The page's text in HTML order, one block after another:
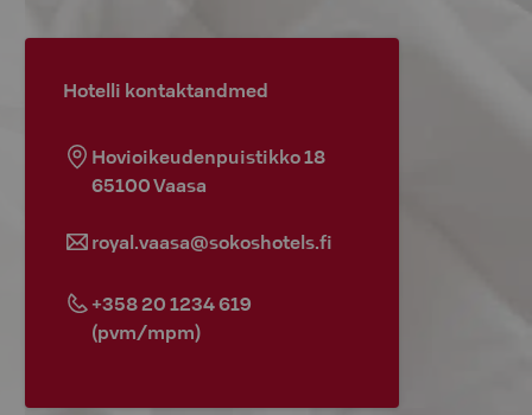
Hotelli kontaktandmed
Hovioikeudenpuistikko 18
65100Vaasa
royal.vaasa@sokoshotels.fi
+358 20 1234 619
(pvm/mpm)